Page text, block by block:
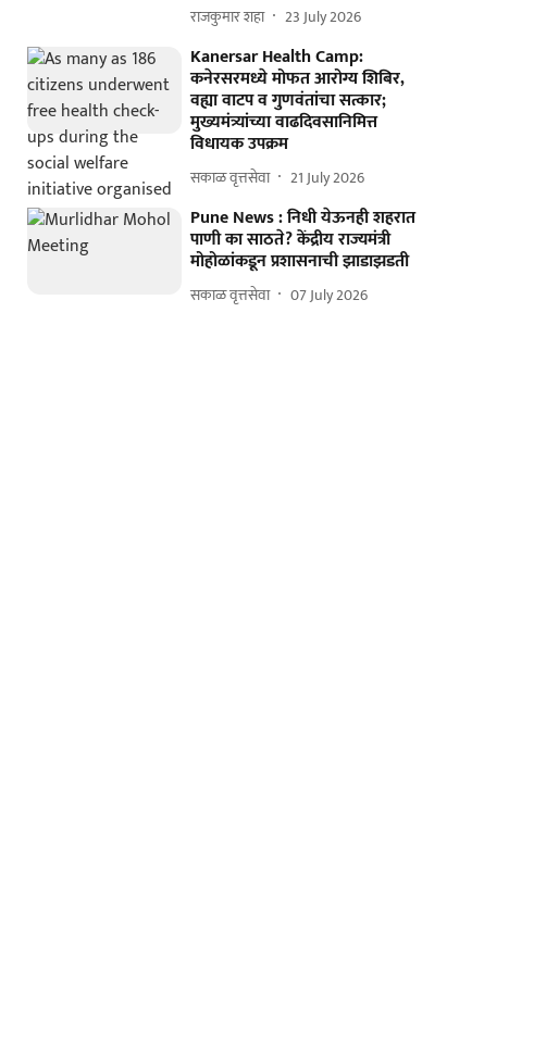
राजकुमार शहा 23 July 2026
Kanersar Health Camp:
कनेरसरमध्ये मोफत आरोग्य शिबिर,
वह्या वाटप व गुणवंतांचा सत्कार;
मुख्यमंत्र्यांच्या वाढदिवसानिमित्त
विधायक उपक्रम
सकाळ वृत्तसेवा 21 July 2026
Pune News : निधी येऊनही शहरात
पाणी का साठते? केंद्रीय राज्यमंत्री
मोहोळांकडून प्रशासनाची झाडाझडती
सकाळ वृत्तसेवा 07 July 2026